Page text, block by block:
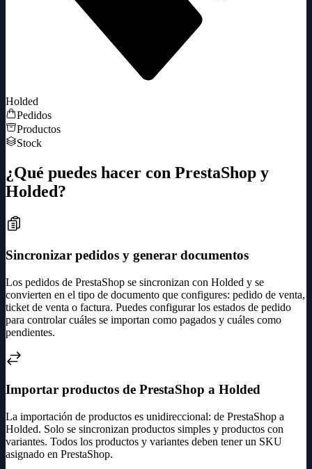
Holded
Pedidos
Productos
Stock
¿Qué puedes hacer con PrestaShop y
Holded?
Sincronizar pedidos y generar documentos
Los pedidos de PrestaShop se sincronizan con Holded y se
convierten en el tipo de documento que configures: pedido de venta,
ticket de venta o factura. Puedes configurar los estados de pedido
para controlar cuáles se importan como pagados y cuáles como
pendientes.
Importar productos de PrestaShop a Holded
La importación de productos es unidireccional: de PrestaShop a
Holded. Solo se sincronizan productos simples y productos con
variantes. Todos los productos y variantes deben tener un SKU
asignado en PrestaShop.